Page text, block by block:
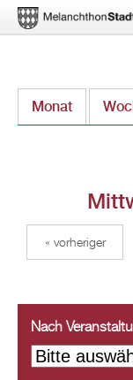
Monat
« vorheriger
Nach